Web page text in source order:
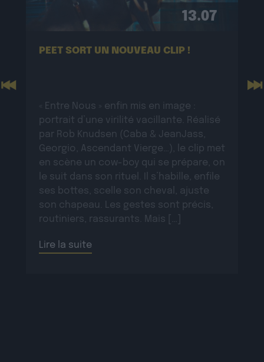
13.07
PEET SORT UN NOUVEAU CLIP !
« Entre Nous » enfin mis en image :
portrait d’une virilité vacillante. Réalisé
par Rob Knudsen (Caba & JeanJass,
Georgio, Ascendant Vierge…), le clip met
en scène un cow-boy qui se prépare, on
le suit dans son rituel. Il s’habille, enfile
ses bottes, scelle son cheval, ajuste
son chapeau. Les gestes sont précis,
routiniers, rassurants. Mais […]
Lire la suite
Previous